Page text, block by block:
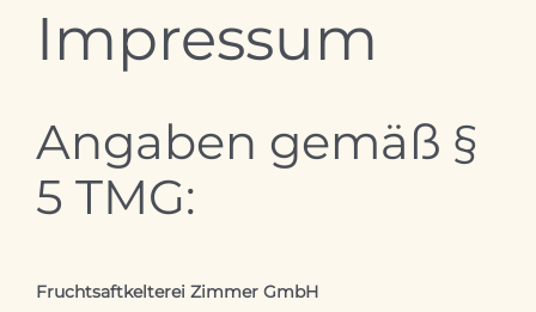
Impressum
Angaben gemäß §
5 TMG:
Fruchtsaftkelterei Zimmer GmbH